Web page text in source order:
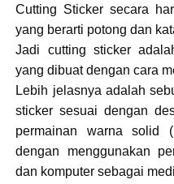
Cutting Sticker secara
yang berarti potong dan
Jadi cutting sticker
yang dibuat dengan cara
Lebih jelasnya adalah
sticker sesuai dengan
permainan warna solid
dengan menggunakan
dan komputer sebagai